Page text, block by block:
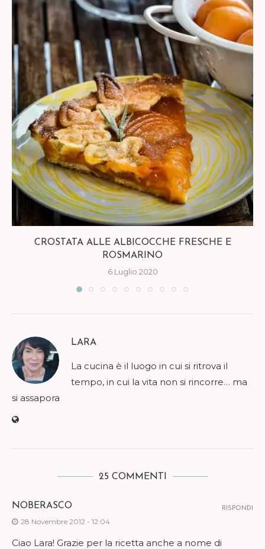
CROSTATA ALLE ALBICOCCHE FRESCHE E
ROSMARINO
6 Luglio 2020
LARA
La cucina è il luogo in cui si ritrova il
tempo, in cui la vita non si rincorre… ma
si assapora
25 COMMENTI
NOBERASCO
28 Novembre 2012 - 12:04
Ciao Lara! Grazie per la ricetta anche a nome di
RISPONDI